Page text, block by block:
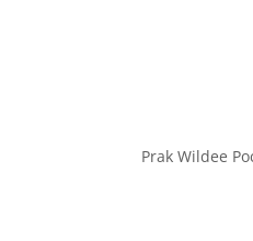
Prak Wildee